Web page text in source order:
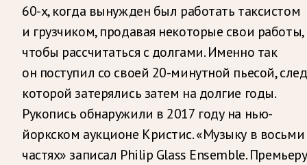
60-х, когда вынужден был работать таксистом
и грузчиком, продавая некоторые свои работы,
чтобы рассчитаться с долгами. Именно так
он поступил со своей 20-минутной пьесой,
которой затерялись затем на долгие годы.
Рукопись обнаружили в 2017 году на нью-
йоркском аукционе Кристис. «Музыку в восьми
частях» записал Philip Glass Ensemble. Премьеру